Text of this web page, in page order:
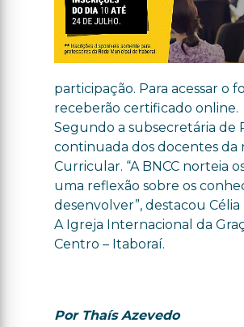
participação. Para acessar o
receberão certificado online.
Segundo a subsecretária de
continuada dos docentes da
Curricular. “A BNCC norteia
uma reflexão sobre os
desenvolver”, destacou Célia
A Igreja Internacional da
Centro – Itaboraí.
Por Thaís Azevedo